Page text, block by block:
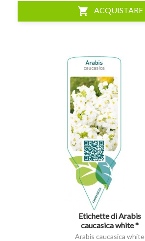
shopping_cart ACQUISTARE
Etichette di Arabis
caucasica white *
Arabis caucasica white